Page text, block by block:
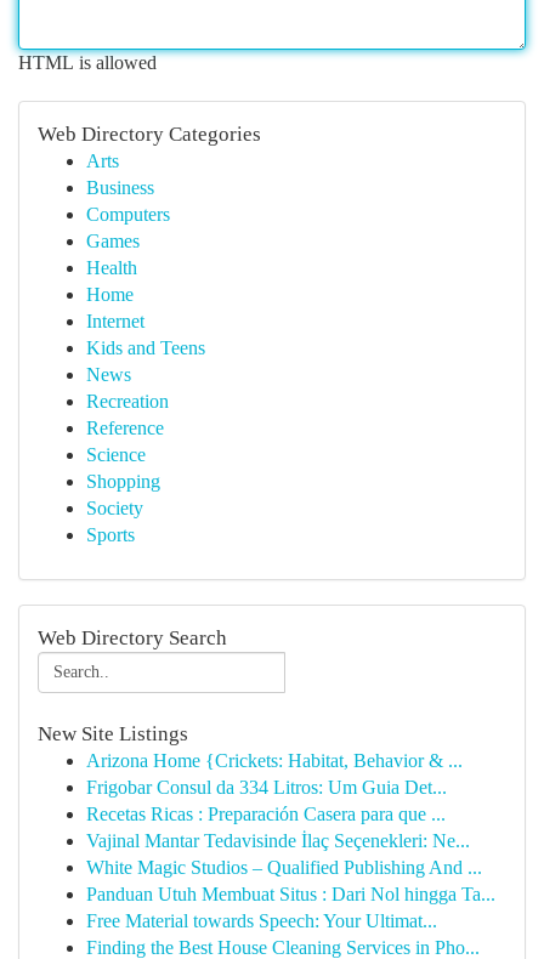
HTML is allowed
Web Directory Categories
Arts
Business
Computers
Games
Health
Home
Internet
Kids and Teens
News
Recreation
Reference
Science
Shopping
Society
Sports
Web Directory Search
New Site Listings
Arizona Home {Crickets: Habitat, Behavior & ...
Frigobar Consul da 334 Litros: Um Guia Det...
Recetas Ricas : Preparación Casera para que ...
Vajinal Mantar Tedavisinde İlaç Seçenekleri: Ne...
White Magic Studios – Qualified Publishing And ...
Panduan Utuh Membuat Situs : Dari Nol hingga Ta...
Free Material towards Speech: Your Ultimat...
Finding the Best House Cleaning Services in Pho...